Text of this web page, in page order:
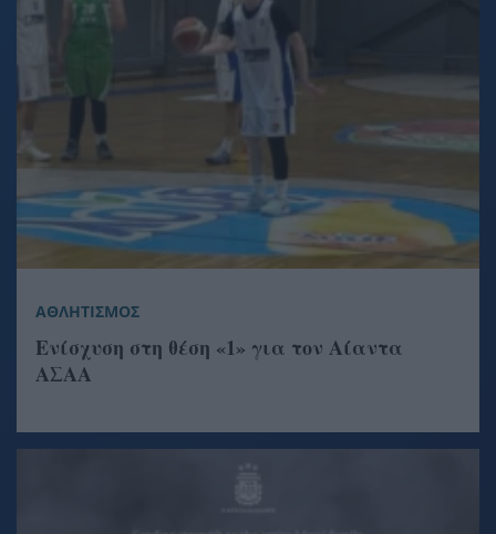
ΑΘΛΗΤΙΣΜΟΣ
Ενίσχυση στη θέση «1» για τον Αίαντα
ΑΣΑΑ